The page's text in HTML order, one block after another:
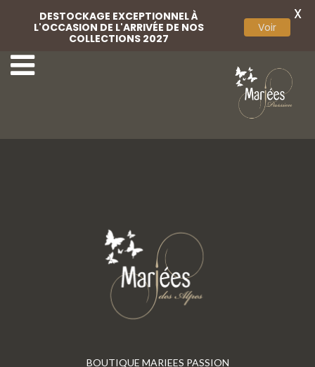
47 Lovely Mariées 49 Lovely Mariées
BOUTIQUE MARIEES PASSION
DESTOCKAGE EXCEPTIONNEL À
L'OCCASION DE L'ARRIVÉE DE NOS
COLLECTIONS 2027
Voir
X